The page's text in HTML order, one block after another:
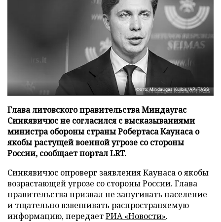
Фото: Mindaugas Kulbis/AP/TASS
Глава литовского правительства Миндаугас
Синкявичюс не согласился с высказываниями
министра обороны страны Робертаса Каунаса о
якобы растущей военной угрозе со стороны
России, сообщает портал LRT.
Синкявичюс опроверг заявления Каунаса о якобы
возрастающей угрозе со стороны России. Глава
правительства призвал не запугивать население
и тщательно взвешивать распространяемую
информацию, передаетРИА «Новости».